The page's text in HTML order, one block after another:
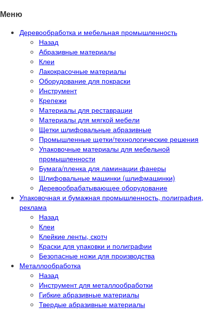
Меню
Деревообработка и мебельная промышленность
Назад
Абразивные материалы
Клеи
Лакокрасочные материалы
Оборудование для покраски
Инструмент
Крепежи
Материалы для реставрации
Материалы для мягкой мебели
Щетки шлифовальные абразивные
Промышленные щетки/технологические решения
Упаковочные материалы для мебельной
промышленности
Бумага/пленка для ламинации фанеры
Шлифовальные машинки (шлифмашинки)
Деревообрабатывающее оборудование
Упаковочная и бумажная промышленность, полиграфия,
реклама
Назад
Клеи
Клейкие ленты, скотч
Краски для упаковки и полиграфии
Безопасные ножи для производства
Металлообработка
Назад
Инструмент для металлообработки
Гибкие абразивные материалы
Твердые абразивные материалы